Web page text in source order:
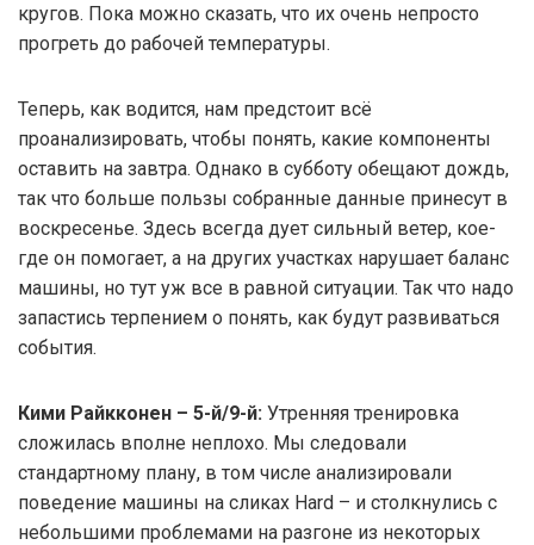
кругов. Пока можно сказать, что их очень непросто
прогреть до рабочей температуры.
Теперь, как водится, нам предстоит всё
проанализировать, чтобы понять, какие компоненты
оставить на завтра. Однако в субботу обещают дождь,
так что больше пользы собранные данные принесут в
воскресенье. Здесь всегда дует сильный ветер, кое-
где он помогает, а на других участках нарушает баланс
машины, но тут уж все в равной ситуации. Так что надо
запастись терпением о понять, как будут развиваться
события.
Кими Райкконен – 5-й/9-й: Утренняя тренировка
сложилась вполне неплохо. Мы следовали
стандартному плану, в том числе анализировали
поведение машины на сликах Hard – и столкнулись с
небольшими проблемами на разгоне из некоторых